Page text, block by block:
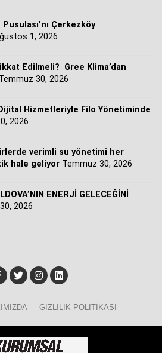
Çerkezköy
1, 2026
Edilmeli? Gree Klima’dan
30, 2026
Hizmetleriyle Filo Yönetiminde
2026
verimli su yönetimi her
hale geliyor Temmuz 30, 2026
ENERJİ GELECEĞİNİ
2026
GIZLILIK POLITIKASI